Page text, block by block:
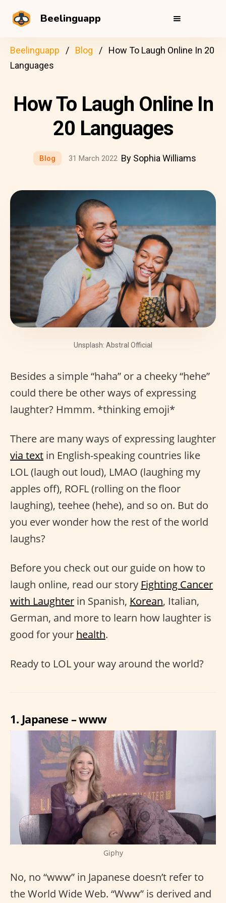
Beelinguapp
Beelinguapp Blog
How To Laugh Online In 20
Languages
How To Laugh Online In
20 Languages
Blog 31 March 2022 By Sophia Williams
Unsplash: Abstral Official
Besides a simple “haha” or a cheeky “hehe”
could there be other ways of expressing
laughter? Hmmm. *thinking emoji*
There are many ways of expressing laughter
via text in English-speaking countries like
LOL (laugh out loud), LMAO (laughing my
apples off), ROFL (rolling on the floor
laughing), teehee (hehe), and so on. But do
you ever wonder how the rest of the world
laughs?
Before you check out our guide on how to
laugh online, read our story Fighting Cancer
with Laughter in Spanish, Korean, Italian,
German, and more to learn how laughter is
good for your health.
Ready to LOL your way around the world?
1. Japanese – www
Giphy
No, no “www” in Japanese doesn’t refer to
the World Wide Web. “Www” is derived and